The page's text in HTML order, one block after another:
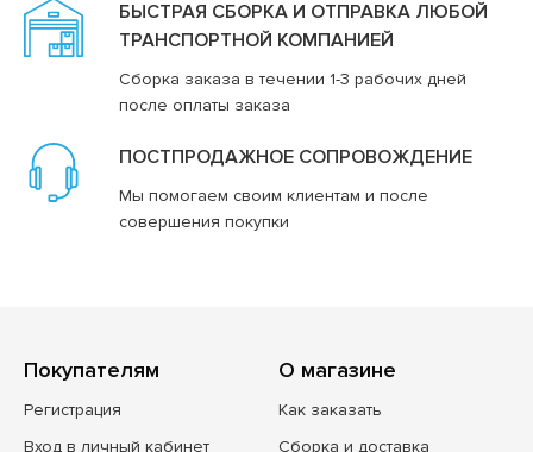
БЫСТРАЯ СБОРКА И ОТПРАВКА ЛЮБОЙ
ТРАНСПОРТНОЙ КОМПАНИЕЙ
Сборка заказа в течении 1-3 рабочих дней
после оплаты заказа
ПОСТПРОДАЖНОЕ СОПРОВОЖДЕНИЕ
Мы помогаем своим клиентам и после
совершения покупки
Покупателям
Регистрация
Вход в личный кабинет
О магазине
Как заказать
Сборка и доставка